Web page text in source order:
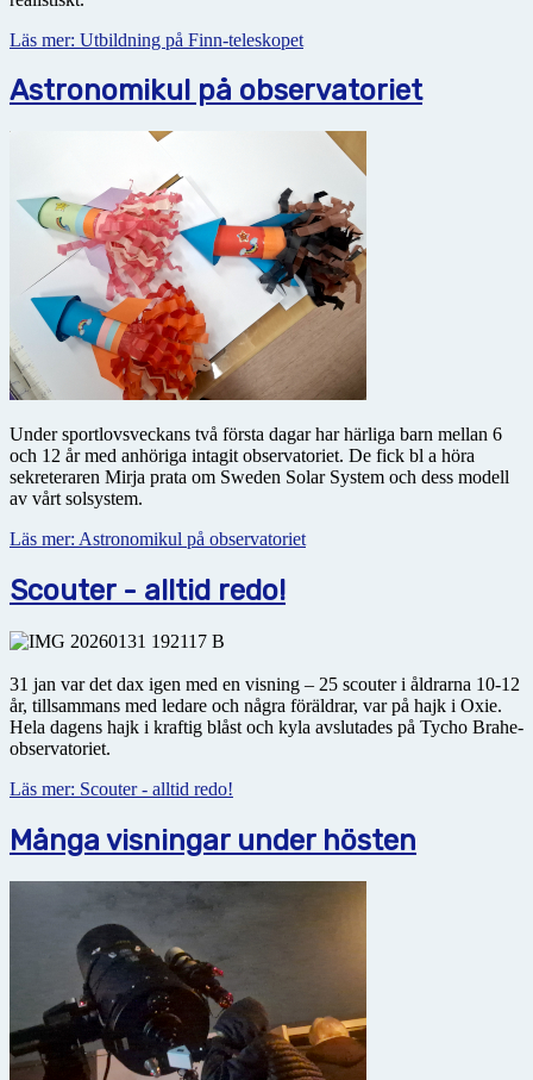
Läs mer: Utbildning på Finn-teleskopet
Astronomikul på observatoriet
Under sportlovsveckans två första dagar har härliga barn mellan 6
och 12 år med anhöriga intagit obser­vatoriet. De fick bl a höra
sekreteraren Mirja prata om Sweden Solar System och dess modell
av vårt solsystem.
Läs mer: Astronomikul på observatoriet
Scouter - alltid redo!
31 jan var det dax igen med en visning – 25 scouter i åldrarna 10-12
år, tillsammans med ledare och några föräldrar, var på hajk i Oxie.
Hela dagens hajk i kraftig blåst och kyla avslutades på Tycho Brahe-
observatoriet.
Läs mer: Scouter - alltid redo!
Många visningar under hösten